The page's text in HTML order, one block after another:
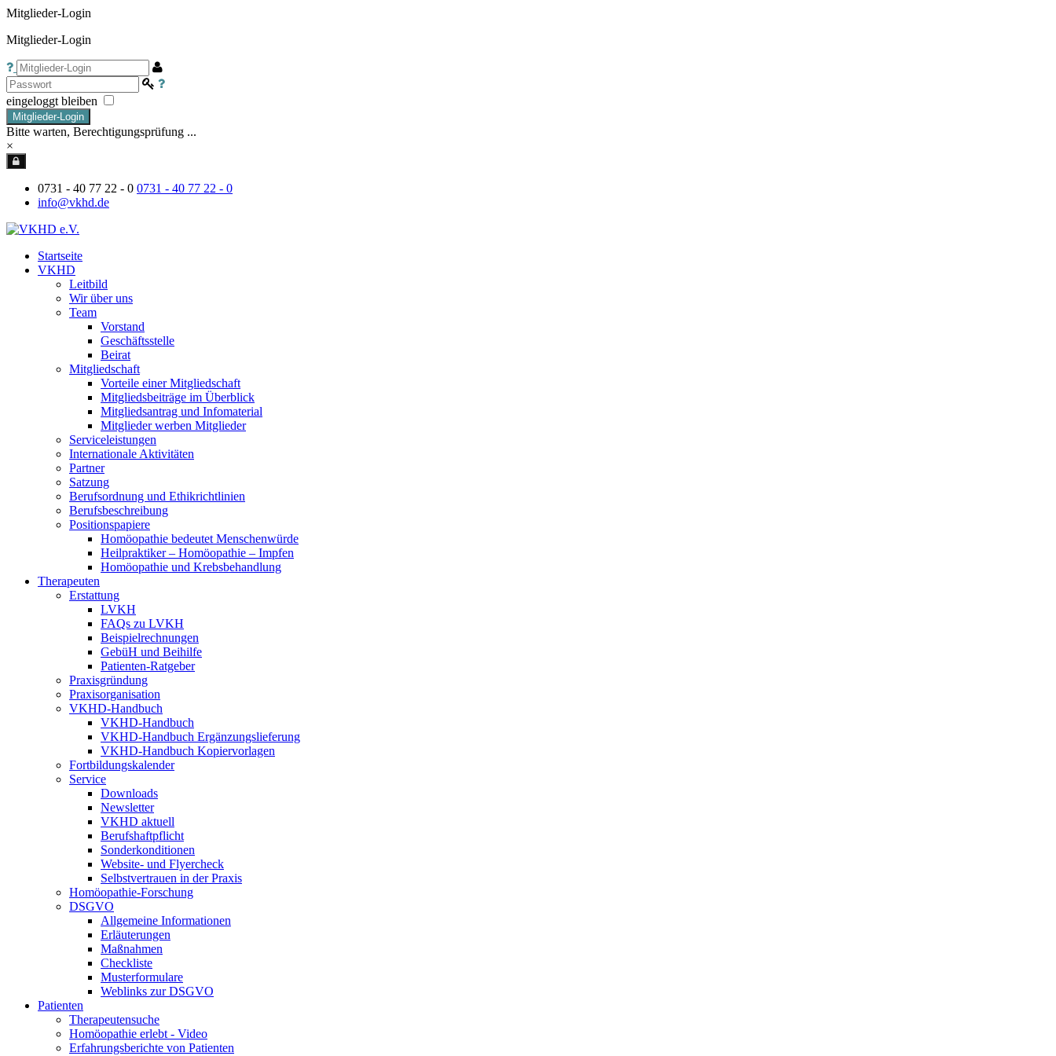
Mitglieder-Login
Mitglieder-Login
eingeloggt bleiben
Mitglieder-Login
Bitte warten, Berechtigungsprüfung ...
×
0731 - 40 77 22 - 0 0731 - 40 77 22 - 0
info@vkhd.de
Startseite
VKHD
Leitbild
Wir über uns
Team
Vorstand
Geschäftsstelle
Beirat
Mitgliedschaft
Vorteile einer Mitgliedschaft
Mitgliedsbeiträge im Überblick
Mitgliedsantrag und Infomaterial
Mitglieder werben Mitglieder
Serviceleistungen
Internationale Aktivitäten
Partner
Satzung
Berufsordnung und Ethikrichtlinien
Berufsbeschreibung
Positionspapiere
Homöopathie bedeutet Menschenwürde
Heilpraktiker – Homöopathie – Impfen
Homöopathie und Krebsbehandlung
Therapeuten
Erstattung
LVKH
FAQs zu LVKH
Beispielrechnungen
GebüH und Beihilfe
Patienten-Ratgeber
Praxisgründung
Praxisorganisation
VKHD-Handbuch
VKHD-Handbuch
VKHD-Handbuch Ergänzungslieferung
VKHD-Handbuch Kopiervorlagen
Fortbildungskalender
Service
Downloads
Newsletter
VKHD aktuell
Berufshaftpflicht
Sonderkonditionen
Website- und Flyercheck
Selbstvertrauen in der Praxis
Homöopathie-Forschung
DSGVO
Allgemeine Informationen
Erläuterungen
Maßnahmen
Checkliste
Musterformulare
Weblinks zur DSGVO
Patienten
Therapeutensuche
Homöopathie erlebt - Video
Erfahrungsberichte von Patienten